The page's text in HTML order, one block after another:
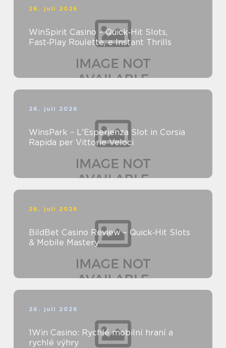
26. juli 2026
WinSpirit Casino – Quick‑Hit Slots,
Fast‑Play Roulette, e Instant Thrills
26. juli 2026
WinsPark – L'Esperienza Slot in Corsia
Rapida per Vittorie Veloci
26. juli 2026
BildBet Casino Review – Quick‑Hit Slots
& Mobile Mastery
26. juli 2026
1Win Casino: Rychlé mobilní hraní a
rychlé výhry